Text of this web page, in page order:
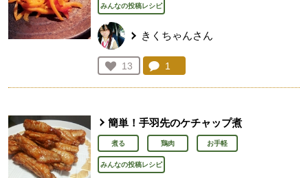
みんなの投稿レシピ
きくちゃんさん
お気に入り登録：
13
人が登録
コメント：
1
簡単！手羽先のケチャップ煮
煮る 鶏肉 お手軽
みんなの投稿レシピ